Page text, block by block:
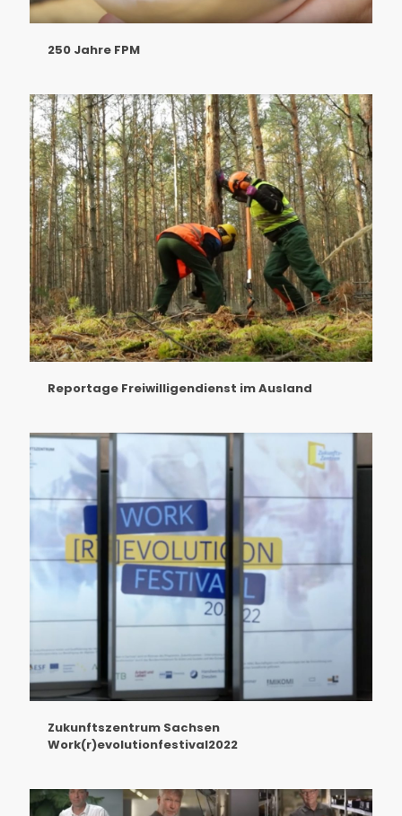
250 Jahre FPM
Reportage Freiwilligendienst im Ausland
Zukunftszentrum Sachsen
Work(r)evolutionfestival2022